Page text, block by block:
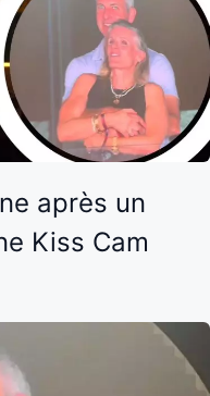
après un
Kiss Cam